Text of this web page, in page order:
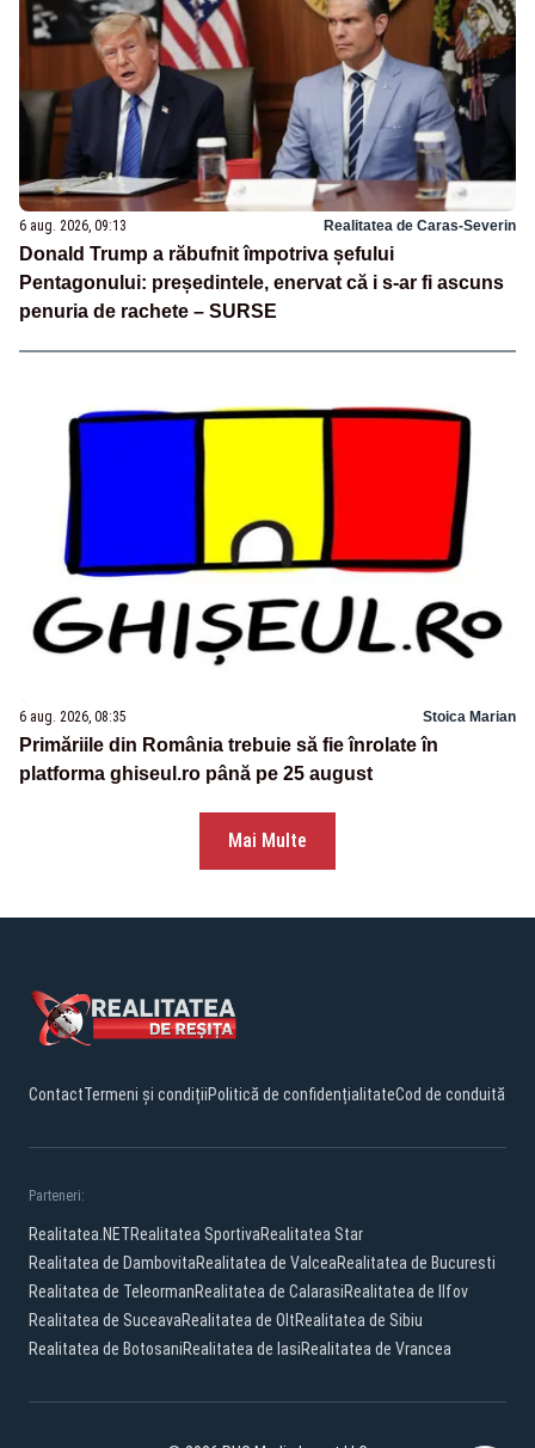
6 aug. 2026, 09:13 Realitatea de Caras-Severin
Donald Trump a răbufnit împotriva șefului
Pentagonului: președintele, enervat că i s-ar fi ascuns
penuria de rachete – SURSE
6 aug. 2026, 08:35 Stoica Marian
Primăriile din România trebuie să fie înrolate în
platforma ghiseul.ro până pe 25 august
Mai Multe
ContactTermeni și condițiiPolitică de confidențialitateCod de conduită
Parteneri:
Realitatea.NETRealitatea SportivaRealitatea Star
Realitatea de DambovitaRealitatea de ValceaRealitatea de Bucuresti
Realitatea de TeleormanRealitatea de CalarasiRealitatea de Ilfov
Realitatea de SuceavaRealitatea de OltRealitatea de Sibiu
Realitatea de BotosaniRealitatea de IasiRealitatea de Vrancea